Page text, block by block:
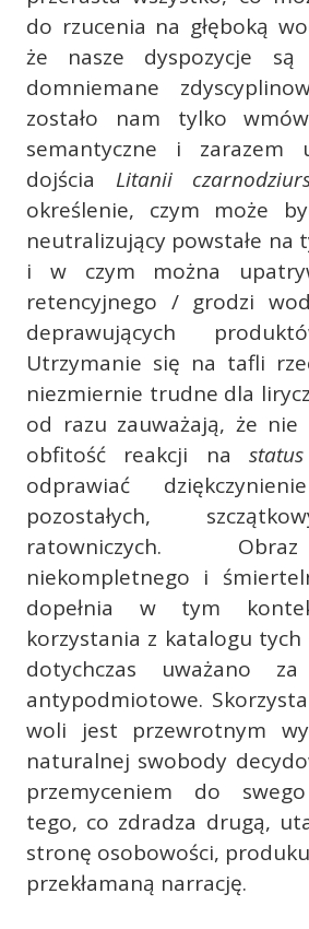
do rzucenia na głęboką
że nasze dyspozycje są
domniemane
zostało nam tylko
semantyczne i zarazem
dojścia Litanii
określenie, czym może
neutralizujący powstałe na
i w czym można
retencyjnego / grodzi
deprawujących
Utrzymanie się na tafli
niezmiernie trudne dla
od razu zauważają, że nie
obfitość reakcji na
odprawiać
pozostałych,
ratowniczych.
niekompletnego i
dopełnia w tym
korzystania z katalogu
dotychczas uważano
antypodmiotowe.
woli jest przewrotnym
naturalnej swobody
przemyceniem do
tego, co zdradza drugą,
stronę osobowości,
przekłamaną narrację.